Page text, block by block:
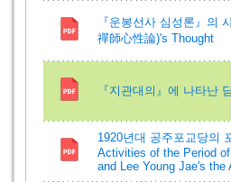
『운봉선사 심성론』의
禪師心性論)'s Thought
『지관대의』에 나타난
1920년대 공주포교당의
Activities of the Period
and Lee Young Jae's